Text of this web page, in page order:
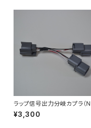
ラップ信号出力分岐カプラ（
250R用）
¥3,300